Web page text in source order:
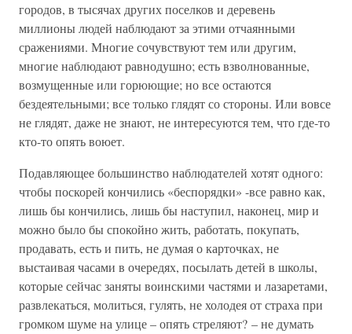
городов, в тысячах других поселков и деревень
миллионы людей наблюдают за этими отчаянными
сражениями. Многие сочувствуют тем или другим,
многие наблюдают равнодушно; есть взволнованные,
возмущенные или горюющие; но все остаются
бездеятельными; все только глядят со стороны. Или вовсе
не глядят, даже не знают, не интересуются тем, что где-то
кто-то опять воюет.
Подавляющее большинство наблюдателей хотят одного:
чтобы поскорей кончились «беспорядки» -все равно как,
лишь бы кончились, лишь бы наступил, наконец, мир и
можно было бы спокойно жить, работать, покупать,
продавать, есть и пить, не думая о карточках, не
выстаивая часами в очередях, посылать детей в школы,
которые сейчас заняты воинскими частями и лазаретами,
развлекаться, молиться, гулять, не холодея от страха при
громком шуме на улице – опять стреляют? – не думать